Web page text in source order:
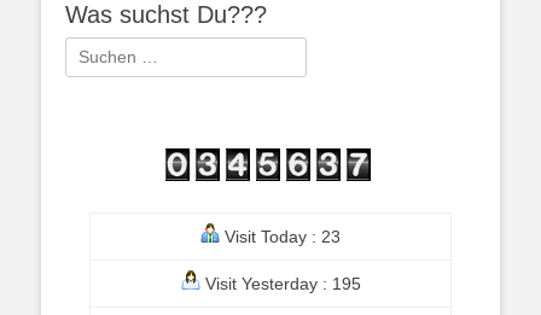
Was suchst Du???
Suchen
nach:
Visit Today : 23
Visit Yesterday : 195